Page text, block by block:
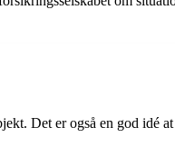
Det er også en god idé